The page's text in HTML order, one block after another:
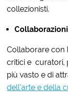
collezionisti.
Collaborare con
critici e curatori,
più vasto e di
dell’arte e della